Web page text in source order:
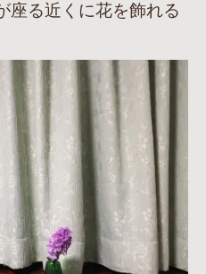
座る近くに花を飾れる